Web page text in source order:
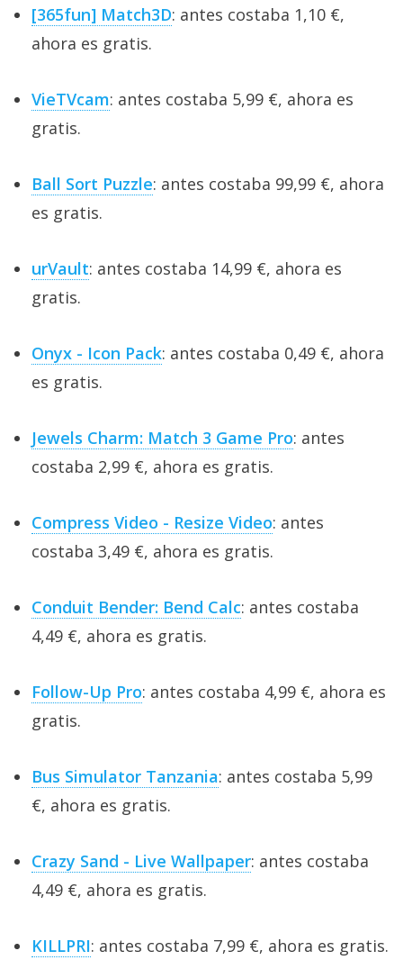
[365fun] Match3D: antes costaba 1,10 €,
ahora es gratis.
VieTVcam: antes costaba 5,99 €, ahora es
gratis.
Ball Sort Puzzle: antes costaba 99,99 €, ahora
es gratis.
urVault: antes costaba 14,99 €, ahora es
gratis.
Onyx - Icon Pack: antes costaba 0,49 €, ahora
es gratis.
Jewels Charm: Match 3 Game Pro: antes
costaba 2,99 €, ahora es gratis.
Compress Video - Resize Video: antes
costaba 3,49 €, ahora es gratis.
Conduit Bender: Bend Calc: antes costaba
4,49 €, ahora es gratis.
Follow-Up Pro: antes costaba 4,99 €, ahora es
gratis.
Bus Simulator Tanzania: antes costaba 5,99
€, ahora es gratis.
Crazy Sand - Live Wallpaper: antes costaba
4,49 €, ahora es gratis.
KILLPRI: antes costaba 7,99 €, ahora es gratis.